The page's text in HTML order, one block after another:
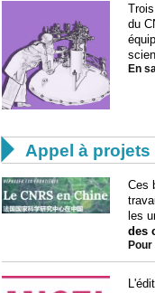
du
En
 Appel à projets
Ces
les
des